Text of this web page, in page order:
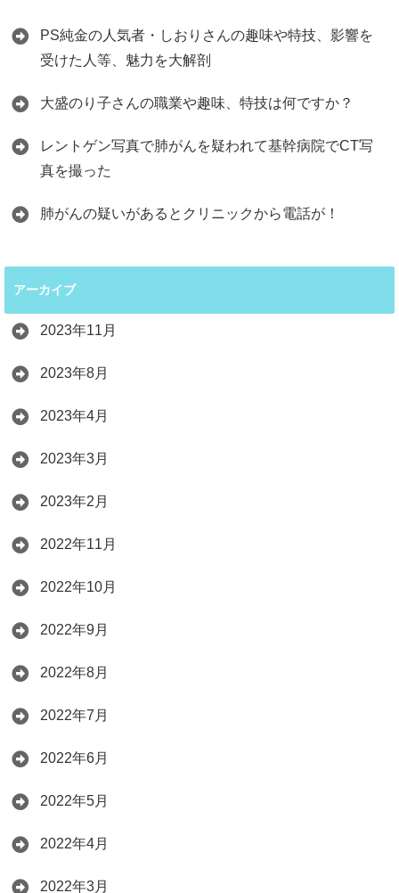
PS純金の人気者・しおりさんの趣味や特技、影響を
受けた人等、魅力を大解剖
大盛のり子さんの職業や趣味、特技は何ですか？
レントゲン写真で肺がんを疑われて基幹病院でCT写
真を撮った
肺がんの疑いがあるとクリニックから電話が！
アーカイブ
2023年11月
2023年8月
2023年4月
2023年3月
2023年2月
2022年11月
2022年10月
2022年9月
2022年8月
2022年7月
2022年6月
2022年5月
2022年4月
2022年3月